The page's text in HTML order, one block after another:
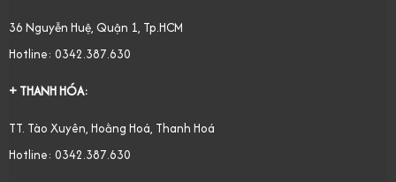
36 Nguyễn Huệ, Quận 1, Tp.HCM
Hotline: 0342.387.630
+ THANH HÓA:
TT. Tào Xuyên, Hoằng Hoá, Thanh Hoá
Hotline: 0342.387.630